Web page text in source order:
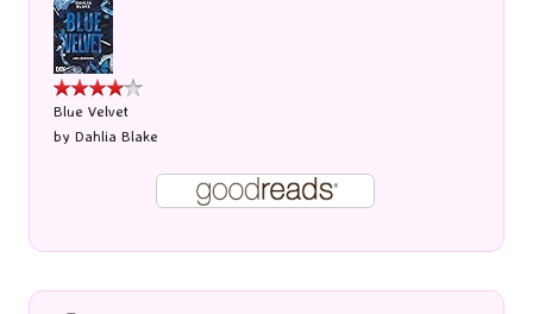
Blue Velvet
by Dahlia Blake